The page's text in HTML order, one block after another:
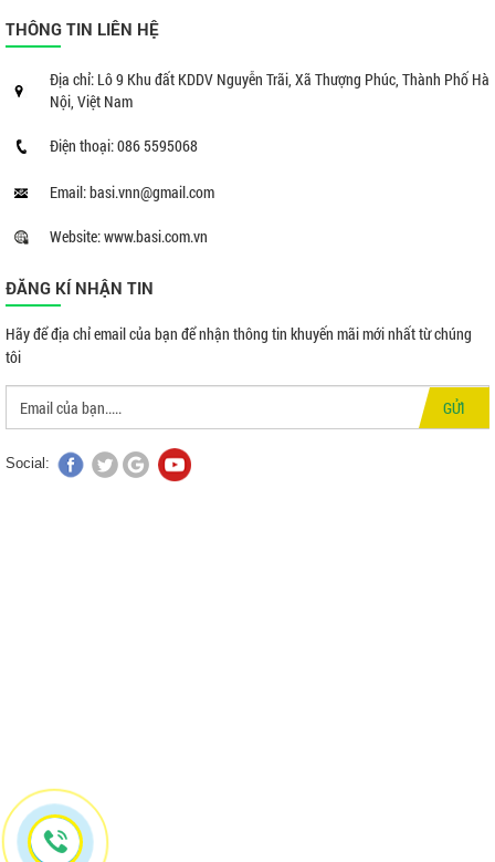
THÔNG TIN LIÊN HỆ
Địa chỉ: Lô 9 Khu đất KDDV Nguyễn Trãi, Xã Thượng Phúc, Thành Phố Hà
Nội, Việt Nam
Điện thoại: 086 5595068
Email: basi.vnn@gmail.com
Website: www.basi.com.vn
ĐĂNG KÍ NHẬN TIN
Hãy để địa chỉ email của bạn để nhận thông tin khuyến mãi mới nhất từ chúng
tôi
GỬI
Social: